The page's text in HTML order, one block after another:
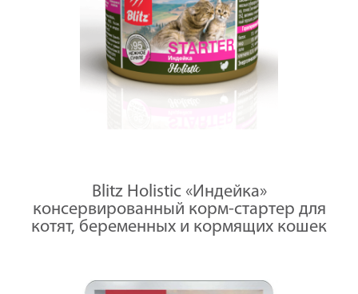
Blitz Holistic «Индейка»
консервированный корм-стартер для
котят, беременных и кормящих кошек